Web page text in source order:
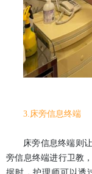
3. 床旁信息终端
床旁信息终端则
旁信息终端进行卫教